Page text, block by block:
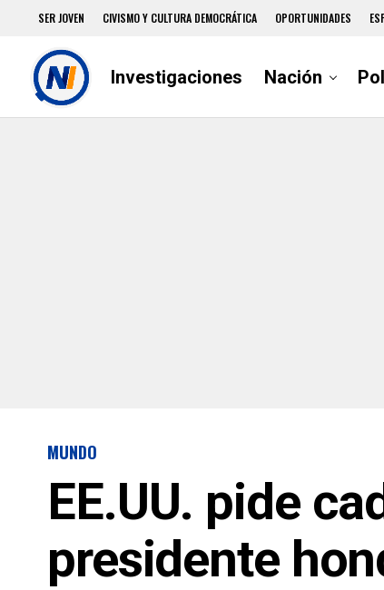
SER JOVEN CIVISMO Y CULTURA DEMOCRÁTICA OPORTUNIDADES
Investigaciones Nación
MUNDO
EE.UU. pide
presidente